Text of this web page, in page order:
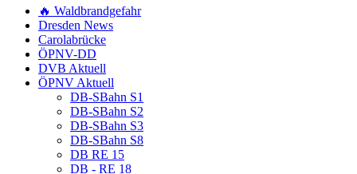
🔥 Waldbrandgefahr
Dresden News
Carolabrücke
ÖPNV-DD
DVB Aktuell
ÖPNV Aktuell
DB-SBahn S1
DB-SBahn S2
DB-SBahn S3
DB-SBahn S8
DB RE 15
DB - RE 18